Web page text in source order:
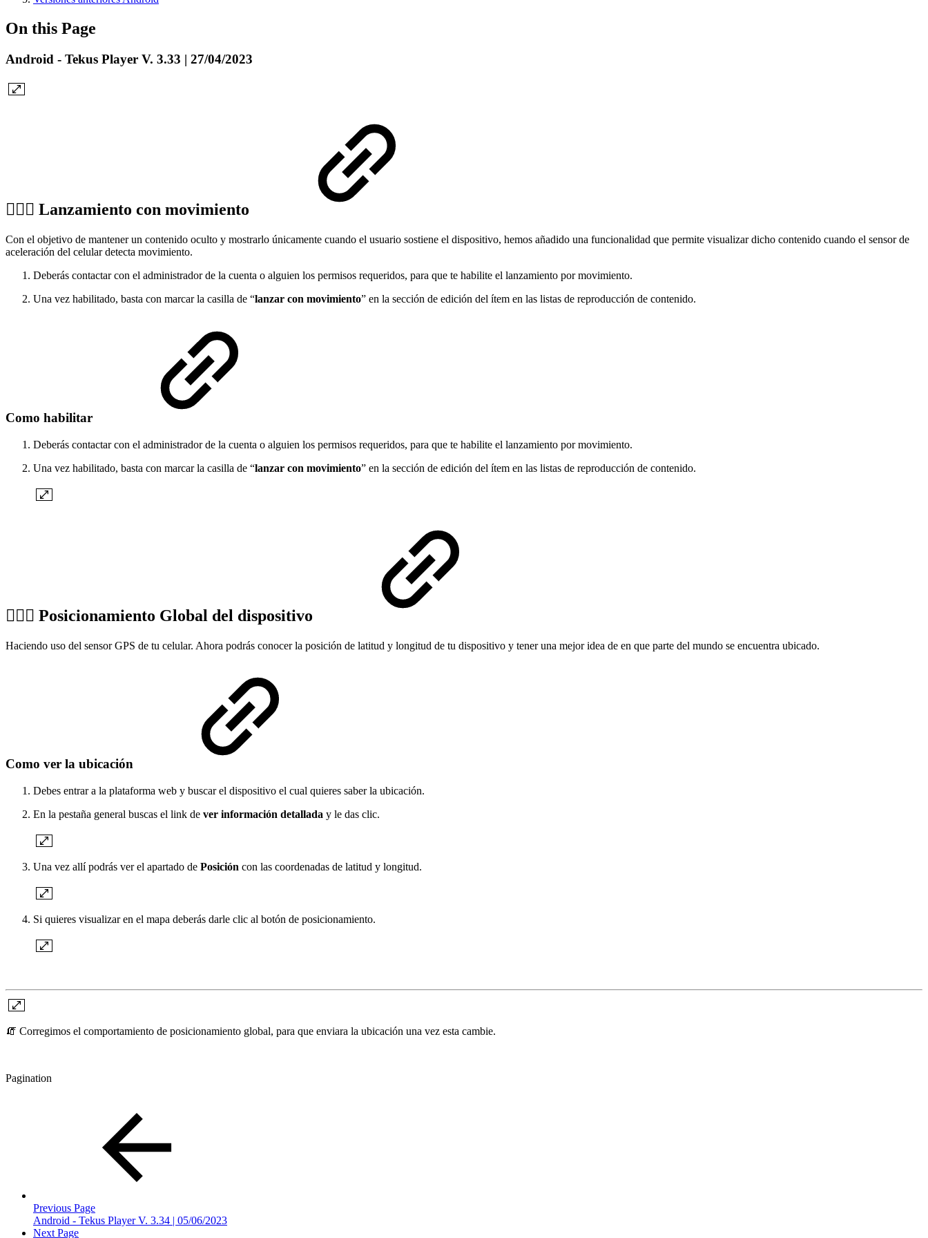
On this Page
Android - Tekus Player V. 3.33 | 27/04/2023
🏌🏼‍♀️ Lanzamiento con movimiento
Con el objetivo de mantener un contenido oculto y mostrarlo únicamente cuando el usuario sostiene el dispositivo, hemos añadido una funcionalidad que permite visualizar dicho contenido cuando el sensor de
aceleración del celular detecta movimiento.
Deberás contactar con el administrador de la cuenta o alguien los permisos requeridos, para que te habilite el lanzamiento por movimiento.
Una vez habilitado, basta con marcar la casilla de “lanzar con movimiento” en la sección de edición del ítem en las listas de reproducción de contenido.
Como habilitar
Deberás contactar con el administrador de la cuenta o alguien los permisos requeridos, para que te habilite el lanzamiento por movimiento.
Una vez habilitado, basta con marcar la casilla de “lanzar con movimiento” en la sección de edición del ítem en las listas de reproducción de contenido.
🏌🏼‍♀️ Posicionamiento Global del dispositivo
Haciendo uso del sensor GPS de tu celular. Ahora podrás conocer la posición de latitud y longitud de tu dispositivo y tener una mejor idea de en que parte del mundo se encuentra ubicado.
Como ver la ubicación
Debes entrar a la plataforma web y buscar el dispositivo el cual quieres saber la ubicación.
En la pestaña general buscas el link de ver información detallada y le das clic.
Una vez allí podrás ver el apartado de Posición con las coordenadas de latitud y longitud.
Si quieres visualizar en el mapa deberás darle clic al botón de posicionamiento.
🧯 Corregimos el comportamiento de posicionamiento global, para que enviara la ubicación una vez esta cambie.
Pagination
Previous Page
Android - Tekus Player V. 3.34 | 05/06/2023
Next Page